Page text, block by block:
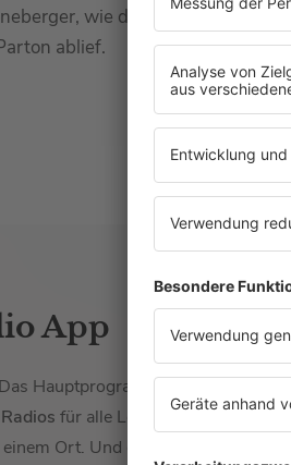
wie das
ablief.
App
Hauptprogramm von
Radios für alle Lebenslagen
Ort. Und das auch noch